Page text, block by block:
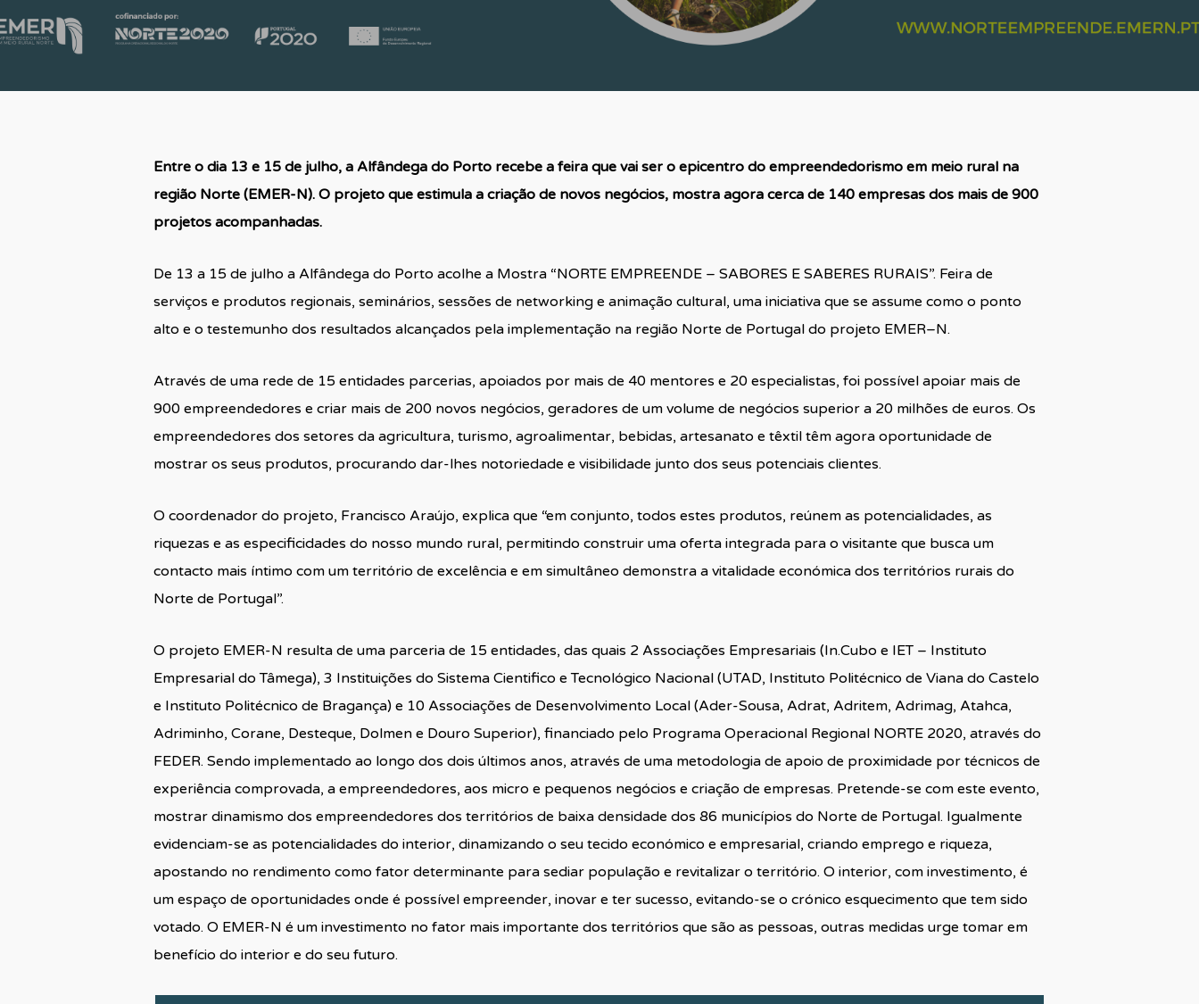
Entre o dia 13 e 15 de julho, a Alfândega do Porto recebe a feira que vai ser o epicentro do empreendedorismo em meio rural na
região Norte (EMER-N). O projeto que estimula a criação de novos negócios, mostra agora cerca de 140 empresas dos mais de 900
projetos acompanhadas.
De 13 a 15 de julho a Alfândega do Porto acolhe a Mostra “NORTE EMPREENDE – SABORES E SABERES RURAIS”. Feira de
serviços e produtos regionais, seminários, sessões de networking e animação cultural, uma iniciativa que se assume como o ponto
alto e o testemunho dos resultados alcançados pela implementação na região Norte de Portugal do projeto EMER–N.
Através de uma rede de 15 entidades parcerias, apoiados por mais de 40 mentores e 20 especialistas, foi possível apoiar mais de
900 empreendedores e criar mais de 200 novos negócios, geradores de um volume de negócios superior a 20 milhões de euros. Os
empreendedores dos setores da agricultura, turismo, agroalimentar, bebidas, artesanato e têxtil têm agora oportunidade de
mostrar os seus produtos, procurando dar-lhes notoriedade e visibilidade junto dos seus potenciais clientes.
O coordenador do projeto, Francisco Araújo, explica que “em conjunto, todos estes produtos, reúnem as potencialidades, as
riquezas e as especificidades do nosso mundo rural, permitindo construir uma oferta integrada para o visitante que busca um
contacto mais íntimo com um território de excelência e em simultâneo demonstra a vitalidade económica dos territórios rurais do
Norte de Portugal”.
O projeto EMER-N resulta de uma parceria de 15 entidades, das quais 2 Associações Empresariais (In.Cubo e IET – Instituto
Empresarial do Tâmega), 3 Instituições do Sistema Cientifico e Tecnológico Nacional (UTAD, Instituto Politécnico de Viana do Castelo
e Instituto Politécnico de Bragança) e 10 Associações de Desenvolvimento Local (Ader-Sousa, Adrat, Adritem, Adrimag, Atahca,
Adriminho, Corane, Desteque, Dolmen e Douro Superior), financiado pelo Programa Operacional Regional NORTE 2020, através do
FEDER. Sendo implementado ao longo dos dois últimos anos, através de uma metodologia de apoio de proximidade por técnicos de
experiência comprovada, a empreendedores, aos micro e pequenos negócios e criação de empresas. Pretende-se com este evento,
mostrar dinamismo dos empreendedores dos territórios de baixa densidade dos 86 municípios do Norte de Portugal. Igualmente
evidenciam-se as potencialidades do interior, dinamizando o seu tecido económico e empresarial, criando emprego e riqueza,
apostando no rendimento como fator determinante para sediar população e revitalizar o território. O interior, com investimento, é
um espaço de oportunidades onde é possível empreender, inovar e ter sucesso, evitando-se o crónico esquecimento que tem sido
votado. O EMER-N é um investimento no fator mais importante dos territórios que são as pessoas, outras medidas urge tomar em
benefício do interior e do seu futuro.